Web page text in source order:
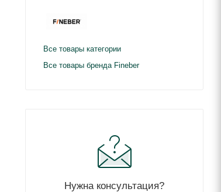
Все товары категории
Все товары бренда Fineber
Нужна консультация?